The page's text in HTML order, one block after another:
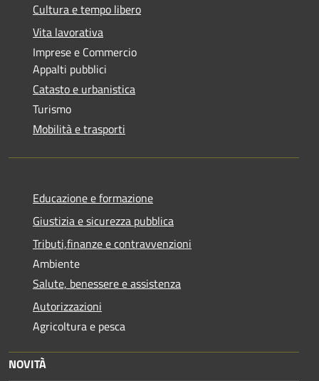
Cultura e tempo libero
Vita lavorativa
Imprese e Commercio
Appalti pubblici
Catasto e urbanistica
Turismo
Mobilità e trasporti
Educazione e formazione
Giustizia e sicurezza pubblica
Tributi,finanze e contravvenzioni
Ambiente
Salute, benessere e assistenza
Autorizzazioni
Agricoltura e pesca
NOVITÀ